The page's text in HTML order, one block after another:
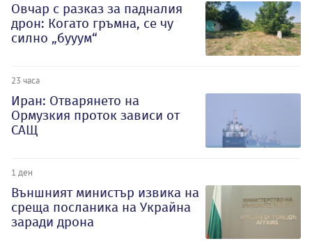
Овчар с разказ за падналия
дрон: Когато гръмна, се чу
силно „бууум“
23 часа
Иран: Отварянето на
Ормузкия проток зависи от
САЩ
1 ден
Външният министър извика на
среща посланика на Украйна
заради дрона